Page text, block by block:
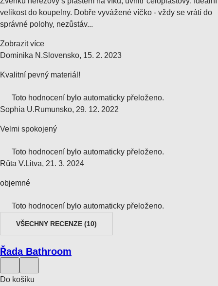
velikost do koupelny. Dobře vyvážené víčko - vždy se vrátí do
správné polohy, nezůstáv...
Zobrazit více
Dominika N.Slovensko, 15. 2. 2023
Kvalitní pevný materiál!
Toto hodnocení bylo automaticky přeloženo.
Sophia U.Rumunsko, 29. 12. 2022
Velmi spokojený
Toto hodnocení bylo automaticky přeloženo.
Rūta V. Litva, 21. 3. 2024
objemné
Toto hodnocení bylo automaticky přeloženo.
VŠECHNY RECENZE (10)
Řada Bathroom
Do košíku